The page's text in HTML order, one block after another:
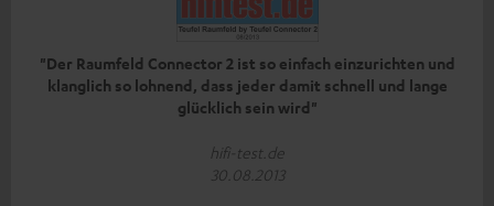
"Der Raumfeld Connector 2 ist so einfach einzurichten und
klanglich so lohnend, dass jeder damit schnell und lange
glücklich sein wird"
hifi-test.de
30.08.2013